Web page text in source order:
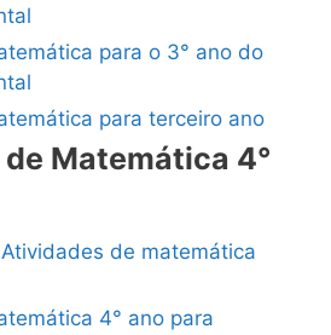
para o 3° ano do
para terceiro ano
Matemática 4°
Atividades de matemática
4° ano para